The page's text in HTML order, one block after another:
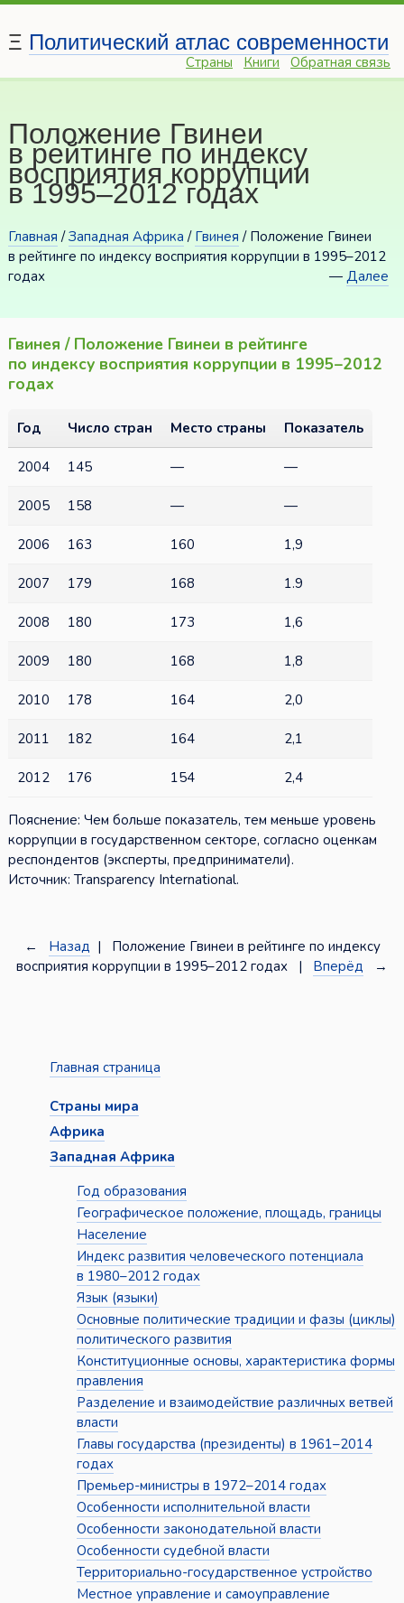
Ξ Политический атлас современности
Страны Книги Обратная связь
Положение Гвинеи
в рейтинге по индексу
восприятия коррупции
в 1995–2012 годах
Главная /Западная Африка / Гвинея / Положение Гвинеи
в рейтинге по индексу восприятия коррупции в 1995–2012
годах
—Далее
Гвинея / Положение Гвинеи в рейтинге
по индексу восприятия коррупции в 1995–2012
годах
Год Число стран Место страны Показатель
2004 145 — —
2005 158 — —
2006 163 160 1,9
2007 179 168 1.9
2008 180 173 1,6
2009 180 168 1,8
2010 178 164 2,0
2011 182 164 2,1
2012 176 154 2,4
Пояснение: Чем больше показатель, тем меньше уровень
коррупции в государственном секторе, согласно оценкам
респондентов (эксперты, предприниматели).
Источник: Transparency International.
← Назад | Положение Гвинеи в рейтинге по индексу
восприятия коррупции в 1995–2012 годах | Вперёд →
Главная страница
Страны мира
Африка
Западная Африка
Год образования
Географическое положение, площадь, границы
Население
Индекс развития человеческого потенциала
в 1980–2012 годах
Язык (языки)
Основные политические традиции и фазы (циклы)
политического развития
Конституционные основы, характеристика формы
правления
Разделение и взаимодействие различных ветвей
власти
Главы государства (президенты) в 1961–2014
годах
Премьер-министры в 1972–2014 годах
Особенности исполнительной власти
Особенности законодательной власти
Особенности судебной власти
Территориально-государственное устройство
Местное управление и самоуправление